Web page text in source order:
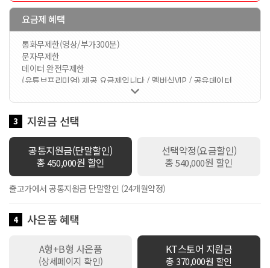
요금제 혜택
통화무제한(영상/부가300분)
문자무제한
데이터 완전무제한
(유튜브프리미엄) 제공 요금제입니다 / 멤버십VIP / 공유데이터
60GB 제공 / 로밍데이터 100Kbps / 데이터쉐어링 1회선 무료 / 만
18세 이하 가입시 스쿨덤(공유데이터 2배 제공+스마트기기 or 데이
터쉐어링 1회선 무료+안심박스)자동적용 / 만19세이상 ~ 만34세이
하 가입시 Y덤(공유데이터 2배 제공+스마트기기 or 데이터쉐어링 1
회선 무료)자동적용

3 지원금 선택
공통지원금(단말할인)
총450,000원 할인
선택약정(요금할인)
총540,000원 할인
출고가에서 공통지원금 단말할인 (24개월약정)
4 사은품 혜택
A형+B형 사은품
(상세페이지 확인)
KT스토어 지원금
총 370,000원 할인